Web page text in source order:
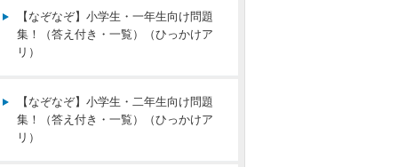
【なぞなぞ】小学生・一年生向け問題
集！（答え付き・一覧）（ひっかけア
リ）
【なぞなぞ】小学生・二年生向け問題
集！（答え付き・一覧）（ひっかけア
リ）